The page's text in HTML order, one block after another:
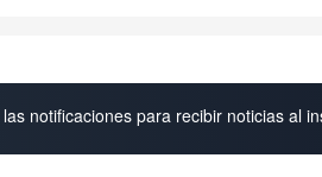
las notificaciones para recibir noticias al